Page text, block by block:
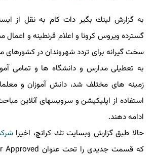
به گزارش لینك بگیر دات كام به نقل از
گسترده ویروس كرونا و اعلام قرنطینه و
سخت گیرانه برای تردد شهروندان در
به تعطیلی مدارس و دانشگاه ها و تمامی
زمینه های مختلف شد، دانش آموزان و
استفاده از اپلیكیشن و سرویسهای آنلاین
ادامه دهند.
حالا طبق گزارش وبسایت تك كرانچ، اخیرا
كه قسمت جدیدی را تحت عنوان Teacher Approved به پلت فرم